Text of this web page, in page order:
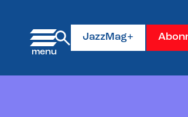
JazzMag+